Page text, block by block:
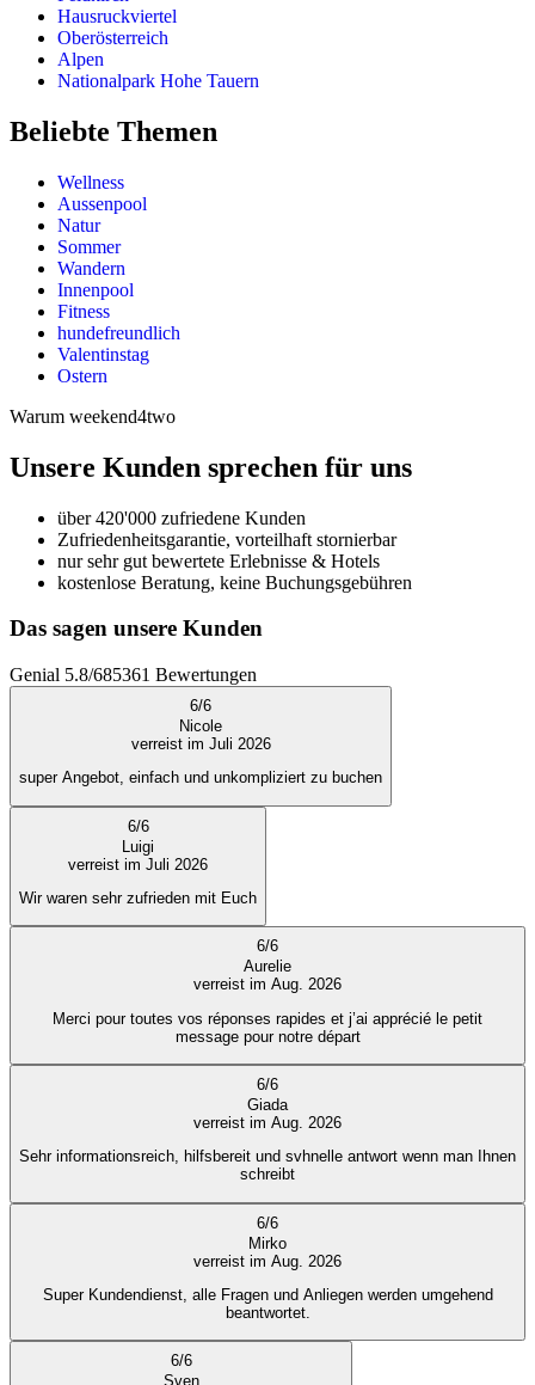
Hausruckviertel
Oberösterreich
Alpen
Nationalpark Hohe Tauern
Beliebte Themen
Wellness
Aussenpool
Natur
Sommer
Wandern
Innenpool
Fitness
hundefreundlich
Valentinstag
Ostern
Warum weekend4two
Unsere Kunden sprechen für uns
über 420'000 zufriedene Kunden
Zufriedenheitsgarantie, vorteilhaft stornierbar
nur sehr gut bewertete Erlebnisse & Hotels
kostenlose Beratung, keine Buchungsgebühren
Das sagen unsere Kunden
Genial 5.8/685361 Bewertungen
6/6
Nicole
verreist im Juli 2026
super Angebot, einfach und unkompliziert zu buchen
6/6
Luigi
verreist im Juli 2026
Wir waren sehr zufrieden mit Euch
6/6
Aurelie
verreist im Aug. 2026
Merci pour toutes vos réponses rapides et j’ai apprécié le petit
message pour notre départ
6/6
Giada
verreist im Aug. 2026
Sehr informationsreich, hilfsbereit und svhnelle antwort wenn man Ihnen
schreibt
6/6
Mirko
verreist im Aug. 2026
Super Kundendienst, alle Fragen und Anliegen werden umgehend
beantwortet.
6/6
Sven